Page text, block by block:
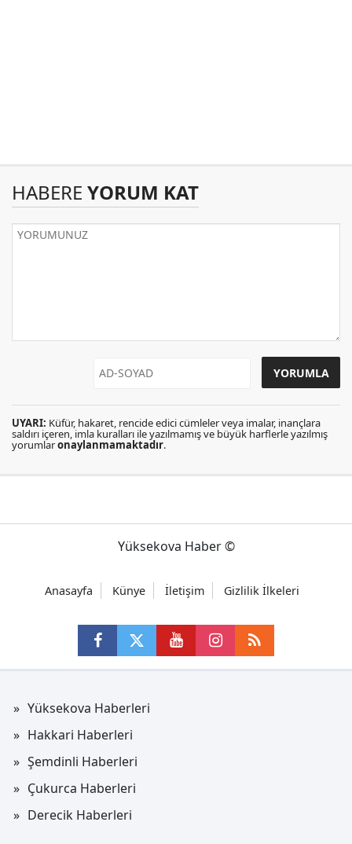
HABERE YORUM KAT
UYARI: Küfür, hakaret, rencide edici cümleler veya imalar, inançlara
saldırı içeren, imla kuralları ile yazılmamış ve büyük harflerle yazılmış
yorumlaronaylanmamaktadır.
Yüksekova Haber ©
Anasayfa Künye İletişim Gizlilik İlkeleri
Yüksekova Haberleri
Hakkari Haberleri
Şemdinli Haberleri
Çukurca Haberleri
Derecik Haberleri